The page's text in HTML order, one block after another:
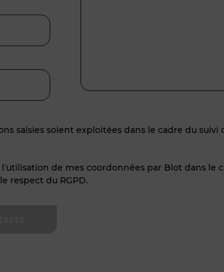
saisies soient exploitées dans le cadre du suivi
de mes coordonnées par Blot dans le
respect du RGPD.